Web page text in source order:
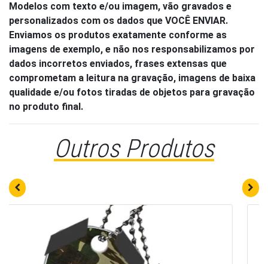
Modelos com texto e/ou imagem, vão gravados e
personalizados com os dados que VOCÊ ENVIAR.
Enviamos os produtos exatamente conforme as
imagens de exemplo, e não nos responsabilizamos por
dados incorretos enviados, frases extensas que
comprometam a leitura na gravação, imagens de baixa
qualidade e/ou fotos tiradas de objetos para gravação
no produto final.
Outros Produtos